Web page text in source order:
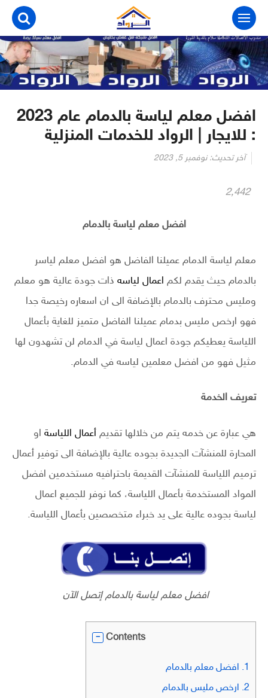
التجاوز
المحتوى
افضل معلم لياسة بالدمام عام 2023
: للايجار | الرواد للخدمات المنزلية
آخر تحديث: نوفمبر 5, 2023
2٬442
افضل معلم لياسة بالدمام
معلم لياسة الدمام عميلنا الفاضل هو افضل معلم لياسر
بالدمام حيث يقدم لكم اعمال لياسه ذات جودة عالية هو معلم
ومليس محترف بالدمام بالإضافة الى ان اسعاره رخيصة جدا
فهو ارخص مليس بدمام عميلنا الفاضل متميز للغاية بأعمال
اللياسة يعطيكم جودة اعمال لياسة في الدمام لن تشهدون لها
مثيل فهو من افضل معلمين لياسه في الدمام.
تعريف الخدمة
هي عبارة عن خدمه يتم من خلالها تقديم أعمال اللياسة او
المحارة للمنشآت الجديدة بجوده عالية بالإضافة الى توفير أعمال
ترميم اللياسة للمنشآت القديمة باحترافيه مستخدمين افضل
المواد المستخدمة بأعمال اللياسة، كما نوفر للجميع اعمال
لياسة بجوده عالية على يد خبراء متخصصين بأعمال اللياسة.
افضل معلم لياسة بالدمام إتصل الآن
Contents
1. افضل معلم بالدمام
2. ارخص مليس بالدمام